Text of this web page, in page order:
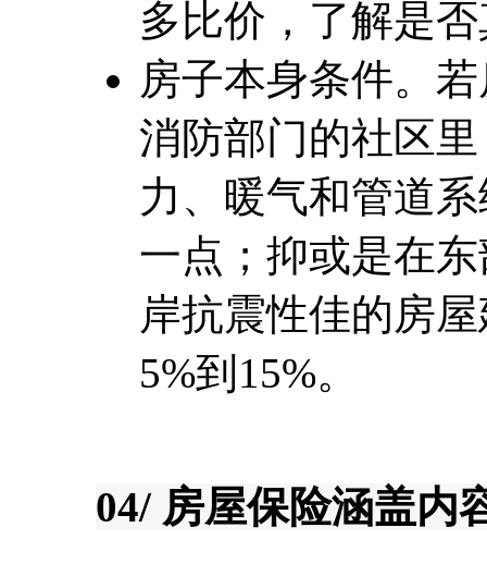
多比价，了解是
房子本身条件。
消防部门的社区
力、暖气和管道
一点；抑或是在
岸抗震性佳的房
5%到15%。
04/ 房屋保险涵盖内